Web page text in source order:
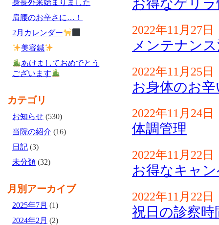
お得なゲリ
2022年11月27日
メンテナン
2022年11月25日
お身体のお
2022年11月24日
体調管理
2022年11月22日
お得なキャ
2022年11月22日
祝日の診察時
身長外来始まりました
肩腰のお辛さに…！
2月カレンダー
美容鍼
あけましておめでとう
ございます
カテゴリ
お知らせ (530)
当院の紹介 (16)
日記 (3)
未分類 (32)
月別アーカイブ
2025年7月 (1)
2024年2月 (2)